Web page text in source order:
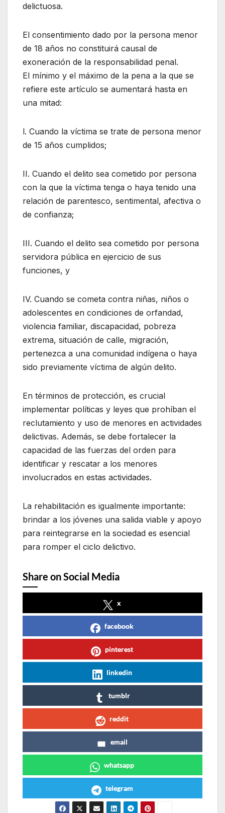
delictuosa.
El consentimiento dado por la persona menor
de 18 años no constituirá causal de
exoneración de la responsabilidad penal.
El mínimo y el máximo de la pena a la que se
refiere este artículo se aumentará hasta en
una mitad:
l. Cuando la víctima se trate de persona menor
de 15 años cumplidos;
II. Cuando el delito sea cometido por persona
con la que la víctima tenga o haya tenido una
relación de parentesco, sentimental, afectiva o
de confianza;
III. Cuando el delito sea cometido por persona
servidora pública en ejercicio de sus
funciones, y
IV. Cuando se cometa contra niñas, niños o
adolescentes en condiciones de orfandad,
violencia familiar, discapacidad, pobreza
extrema, situación de calle, migración,
pertenezca a una comunidad indígena o haya
sido previamente víctima de algún delito.
En términos de protección, es crucial
implementar políticas y leyes que prohíban el
reclutamiento y uso de menores en actividades
delictivas. Además, se debe fortalecer la
capacidad de las fuerzas del orden para
identificar y rescatar a los menores
involucrados en estas actividades.
La rehabilitación es igualmente importante:
brindar a los jóvenes una salida viable y apoyo
para reintegrarse en la sociedad es esencial
para romper el ciclo delictivo.
Share on Social Media
x
facebook
pinterest
linkedin
tumblr
reddit
email
whatsapp
telegram